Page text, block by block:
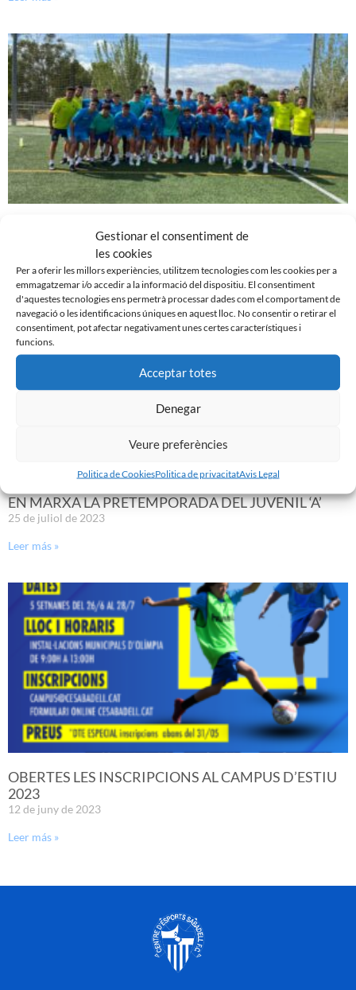
Gestionar el consentiment de
les cookies
Per a oferir les millors experiències, utilitzem tecnologies com les cookies per a
emmagatzemar i/o accedir a la informació del dispositiu. El consentiment
d'aquestes tecnologies ens permetrà processar dades com el comportament de
navegació o les identificacions úniques en aquest lloc. No consentir o retirar el
consentiment, pot afectar negativament unes certes característiques i
funcions.
Acceptar totes
Denegar
Veure preferències
Politica de CookiesPolitica de privacitatAvis Legal
EN MARXA LA PRETEMPORADA DEL FILIAL
Leer más »
EN MARXA LA PRETEMPORADA DEL JUVENIL ‘A’
25 de juliol de 2023
Leer más »
OBERTES LES INSCRIPCIONS AL CAMPUS D’ESTIU
2023
12 de juny de 2023
Leer más »